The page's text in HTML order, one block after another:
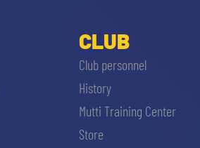
CLUB
Club personnel
History
Mutti Training Center
Store